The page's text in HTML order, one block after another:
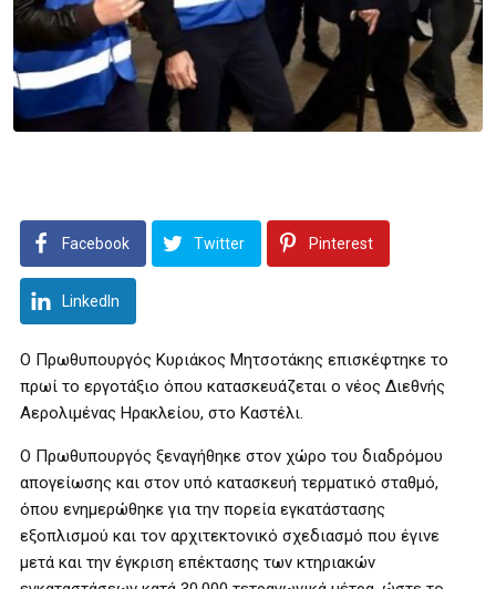
Facebook Twitter Pinterest
LinkedIn
Ο Πρωθυπουργός Κυριάκος Μητσοτάκης επισκέφτηκε το
πρωί το εργοτάξιο όπου κατασκευάζεται ο νέος Διεθνής
Αερολιμένας Ηρακλείου, στο Καστέλι.
Ο Πρωθυπουργός ξεναγήθηκε στον χώρο του διαδρόμου
απογείωσης και στον υπό κατασκευή τερματικό σταθμό,
όπου ενημερώθηκε για την πορεία εγκατάστασης
εξοπλισμού και τον αρχιτεκτονικό σχεδιασμό που έγινε
μετά και την έγκριση επέκτασης των κτηριακών